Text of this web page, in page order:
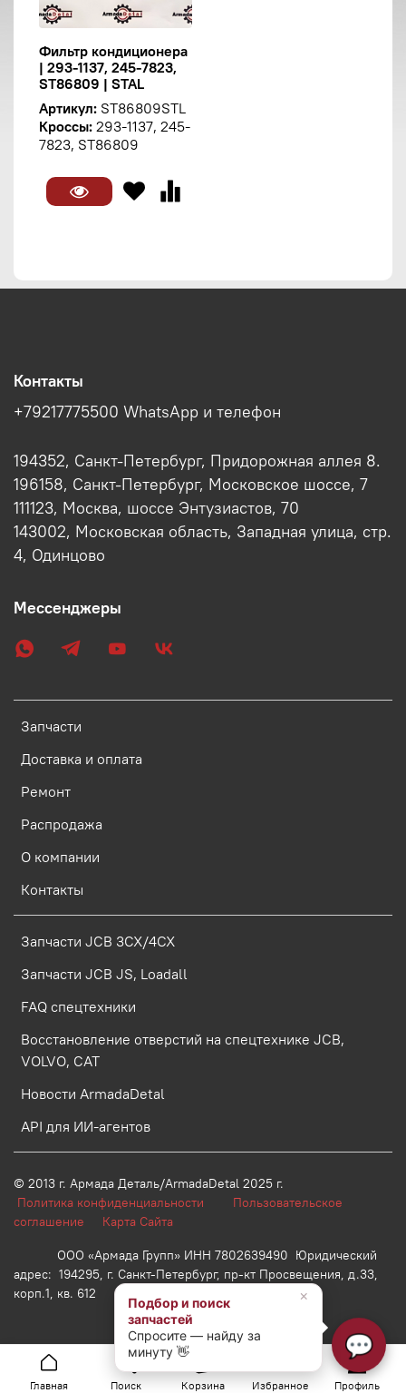
Фильтр кондиционера
| 293-1137, 245-7823,
ST86809 | STAL
Артикул: ST86809STL
Кроссы: 293-1137, 245-
7823, ST86809
Запчасти
Доставка и оплата
Ремонт
Распродажа
О компании
Контакты
Запчасти JCB 3CX/4CX
Запчасти JCB JS, Loadall
FAQ спецтехники
Восстановление отверстий на спецтехнике JCB,
VOLVO, CAT
Новости ArmadaDetal
API для ИИ-агентов
Контакты
+79217775500 WhatsApp и телефон
194352, Санкт-Петербург, Придорожная аллея 8.
196158, Санкт-Петербург, Московское шоссе, 7
111123, Москва, шоссе Энтузиастов, 70
143002, Московская область, Западная улица, стр.
4, Одинцово
Мессенджеры
© 2013 г. Армада Деталь/ArmadaDetal 2025 г.
Политика конфиденциальности
Пользовательское
соглашение Карта Сайта
ООО «Армада Групп» ИНН 7802639490 Юридический
адрес: 194295, г. Санкт-Петербург, пр-кт Просвещения, д.33,
корп.1, кв. 612
Главная Поиск Корзина Избранное Профиль
💬
×
Подбор и поиск
запчастей
Спросите — найду за
минуту 👋